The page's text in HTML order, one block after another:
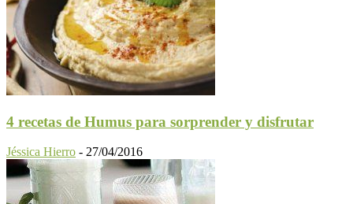
4 recetas de Humus para sorprender y disfrutar
Jéssica Hierro - 27/04/2016